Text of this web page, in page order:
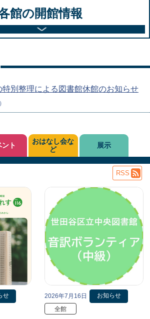
館の開館情報
別整理による図書館休館のお知らせ
せ
2026年7月16日
お知らせ
全館
ント
おはなし会な
ど
展示
RSS